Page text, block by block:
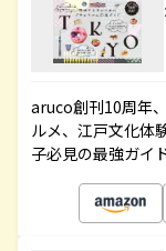
aruco創刊10周年
ルメ、江戸文化体
子必見の最強ガイ